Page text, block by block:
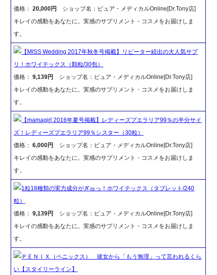
価格：20,000円
ショップ名：ピュア・メディカルOnline[Dr.Tony店]
キレイの感動をあなたに。実感のサプリメント・コスメをお届けしま
す。
【MISS Wedding 2017年秋冬号掲載】リピーター続出の大人気サプ
リ！ホワイテックス（顆粒/30包）
価格：9,139円
ショップ名：ピュア・メディカルOnline[Dr.Tony店]
キレイの感動をあなたに。実感のサプリメント・コスメをお届けしま
す。
【mamagirl 2016年夏号掲載】レディーズプエラリア99％の半分サイ
ズ！レディーズプエラリア99％シスター（30粒）
価格：6,000円
ショップ名：ピュア・メディカルOnline[Dr.Tony店]
キレイの感動をあなたに。実感のサプリメント・コスメをお届けしま
す。
1粒18種類の実力成分がぎゅっ！ホワイテックス（タブレット/240
粒）
価格：9,139円
ショップ名：ピュア・メディカルOnline[Dr.Tony店]
キレイの感動をあなたに。実感のサプリメント・コスメをお届けしま
す。
ＰＥＮＩＸ（ペニックス） 彼女から「もう無理」って言われるくら
い【スタイリーライン】